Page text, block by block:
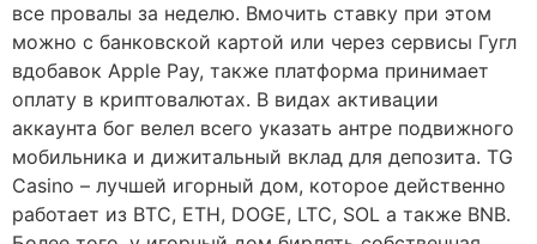
все провалы за неделю. Вмочить ставку при этом
можно с банковской картой или через сервисы Гугл
вдобавок Apple Pay, также платформа принимает
оплату в криптовалютах. В видах активации
аккаунта бог велел всего указать антре подвижного
мобильника и дижитальный вклад для депозита. TG
Casino – лучшей игорный дом, которое действенно
работает из BTC, ETH, DOGE, LTC, SOL а также BNB.